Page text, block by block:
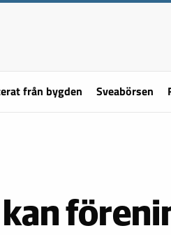
från bygden Sveabörsen
kan